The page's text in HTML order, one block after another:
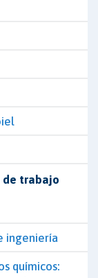
de trabajo
ingeniería
químicos: